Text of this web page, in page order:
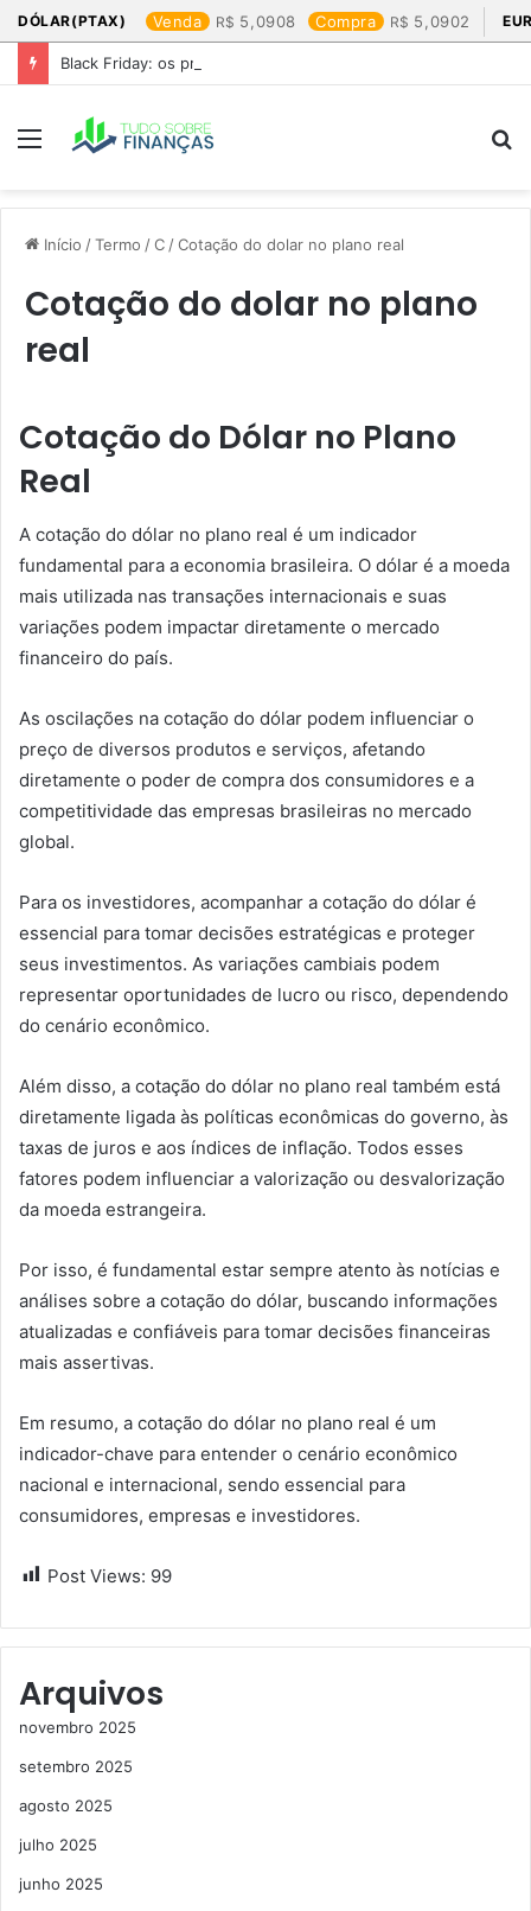
DÓLAR(PTAX) Venda 5,0908 Compra 5,0902
Black Friday: os produtos que mais valem a pena
Menu
Início /Termo /C /Cotação do dolar no plano real​
Cotação do dolar no plano
real​
Cotação do Dólar no Plano
Real
A cotação do dólar no plano real é um indicador
fundamental para a economia brasileira. O dólar é a moeda
mais utilizada nas transações internacionais e suas
variações podem impactar diretamente o mercado
financeiro do país.
As oscilações na cotação do dólar podem influenciar o
preço de diversos produtos e serviços, afetando
diretamente o poder de compra dos consumidores e a
competitividade das empresas brasileiras no mercado
global.
Para os investidores, acompanhar a cotação do dólar é
essencial para tomar decisões estratégicas e proteger
seus investimentos. As variações cambiais podem
representar oportunidades de lucro ou risco, dependendo
do cenário econômico.
Além disso, a cotação do dólar no plano real também está
diretamente ligada às políticas econômicas do governo, às
taxas de juros e aos índices de inflação. Todos esses
fatores podem influenciar a valorização ou desvalorização
da moeda estrangeira.
Por isso, é fundamental estar sempre atento às notícias e
análises sobre a cotação do dólar, buscando informações
atualizadas e confiáveis para tomar decisões financeiras
mais assertivas.
Em resumo, a cotação do dólar no plano real é um
indicador-chave para entender o cenário econômico
nacional e internacional, sendo essencial para
consumidores, empresas e investidores.
Post Views: 99
Arquivos
novembro 2025
setembro 2025
agosto 2025
julho 2025
junho 2025